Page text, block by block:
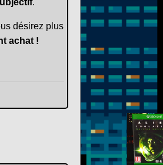
désirez plus
achat !